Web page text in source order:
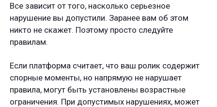
Все зависит от того, насколько серьезное
нарушение вы допустили. Заранее вам об этом
никто не скажет. Поэтому просто следуйте
правилам.
Если платформа считает, что ваш ролик содержит
спорные моменты, но напрямую не нарушает
правила, могут быть установлены возрастные
ограничения. При допустимых нарушениях, может